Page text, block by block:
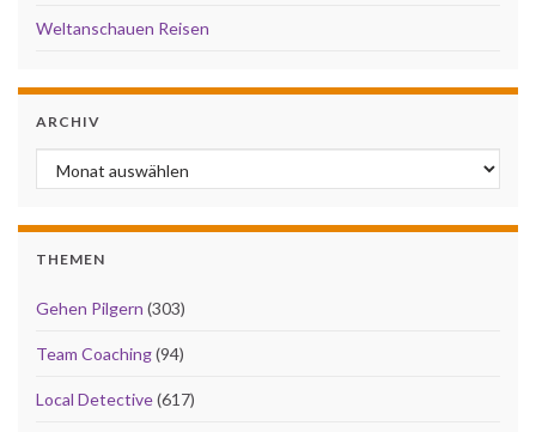
Weltanschauen Reisen
ARCHIV
Archiv
THEMEN
Gehen Pilgern (303)
Team Coaching(94)
Local Detective(617)